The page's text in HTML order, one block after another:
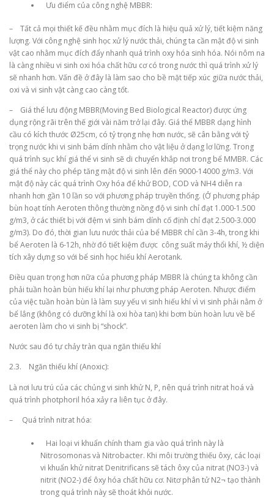
Ưu điểm của công nghệ MBBR:
– Tất cả mọi thiết kế đều nhằm mục đích là hiệu quả xử lý, tiết kiệm năng
lượng. Với công nghệ sinh học xử lý nước thải, chúng ta cần mật độ vi sinh
vật cao nhằm mục đích đẩy nhanh quá trình oxy hóa sinh hóa. Nói nôm na
là càng nhiều vi sinh oxi hóa chất hữu cơ có trong nước thì quá trình xử lý
sẽ nhanh hơn. Vấn đề ở đây là làm sao cho bề mặt tiếp xúc giữa nước thải,
oxi và vi sinh vật càng cao càng tốt.
– Giá thể lưu động MBBR(Moving Bed Biological Reactor) được ứng
dụng rộng rãi trên thế giới vài năm trở lại đây. Giá thể MBBR dạng hình
cầu có kích thước Ø25cm, có tỷ trọng nhẹ hơn nước, sẽ cân bằng với tỷ
trọng nước khi vi sinh bám dính nhằm cho vật liệu ở dạng lơ lững. Trong
quá trình sục khí giá thể vi sinh sẽ di chuyển khắp nơi trong bể MMBR. Các
giá thể này cho phép tăng mật độ vi sinh lên đến 9000-14000 g/m3. Với
mật độ này các quá trình Oxy hóa để khử BOD, COD và NH4 diễn ra
nhanh hơn gần 10 lần so với phương pháp truyền thống. (Ở phương pháp
bùn hoạt tính Aeroten thông thường nồng độ vi sinh chỉ đạt 1.000-1.500
g/m3, ở các thiết bị với đệm vi sinh bám dính cố định chỉ đạt 2.500-3.000
g/m3). Do đó, thời gian lưu nước thải của bể MBBR chỉ cần 3-4h, trong khi
bể Aeroten là 6-12h, nhờ đó tiết kiệm được công suất máy thổi khí, ½ diện
tích xây dựng so với bể sinh học hiếu khí Aerotank.
Điều quan trọng hơn nữa của phương pháp MBBR là chúng ta không cần
phải tuần hoàn bùn hiếu khí lại như phương pháp Aeroten. Nhược điểm
của việc tuần hoàn bùn là làm suy yếu vi sinh hiếu khí vì vi sinh phải nằm ở
bể lắng (không có dưỡng khí là oxi hòa tan) khi bơm bùn hoàn lưu về bể
aeroten làm cho vi sinh bị “shock”.
Nước sau đó tự chảy tràn qua ngăn thiếu khí
2.3. Ngăn thiếu khí (Anoxic):
Là nơi lưu trú của các chủng vi sinh khử N, P, nên quá trình nitrat hoá và
quá trình photphoril hóa xảy ra liên tục ở đây.
– Quá trình nitrat hóa:
Hai loại vi khuẩn chính tham gia vào quá trình này là
Nitrosomonas và Nitrobacter. Khi môi trường thiếu ôxy, các loại
vi khuẩn khử nitrat Denitrificans sẽ tách ôxy của nitrat (NO3-) và
nitrit (NO2-) để ôxy hóa chất hữu cơ. Nitơ phân tử N2¬ tạo thành
trong quá trình này sẽ thoát khỏi nước.